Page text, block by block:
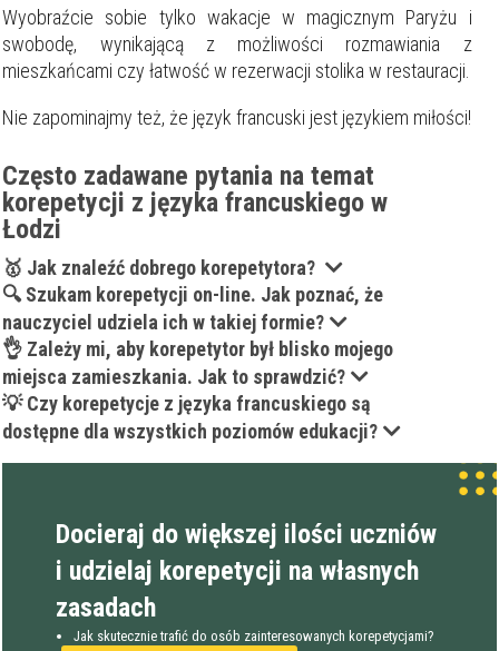
Moja lokalizacja
Maksymalna cena zł/60min.
darmowa lekcja próbna
kalendarz korepetycji
prace pisemne (pomoc)
Zakres nauczania
Nauczanie przedszkolne
Szkoła podstawowa
Gimnazjum
Liceum
Przygotowania do matury
Miejsce korepetycji
u ucznia
u korepetytora
online
Wykształcenie
korepetytora
Minimum
korepetytora
Minimum
Staż korepetytora
Wyobraźcie sobie tylko wakacje w magicznym Paryżu i
swobodę, wynikającą z możliwości rozmawiania z
mieszkańcami czy łatwość w rezerwacji stolika w restauracji.
Nie zapominajmy też, że język francuski jest językiem miłości!
Często zadawane pytania na temat
korepetycji z języka francuskiego w
Łodzi
🥇 Jak znaleźć dobrego korepetytora?
🔍 Szukam korepetycji on-line. Jak poznać, że
nauczyciel udziela ich w takiej formie?
👌 Zależy mi, aby korepetytor był blisko mojego
miejsca zamieszkania. Jak to sprawdzić?
💡 Czy korepetycje z języka francuskiego są
dostępne dla wszystkich poziomów edukacji?
Docieraj do większej ilości uczniów
i udzielaj korepetycji na własnych
zasadach
Jak skutecznie trafić do osób zainteresowanych korepetycjami?